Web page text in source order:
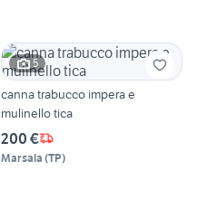
5
canna trabucco impera e
mulinello tica
200 €
Marsala (TP)